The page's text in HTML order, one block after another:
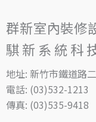
群新室內裝修
騏新系統科
地址: 新竹市鐵道路
電話: (03)532-1213
傳真: (03)535-9418